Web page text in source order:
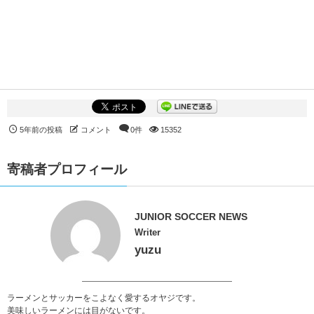
5年前の投稿 コメント 0件 15352
寄稿者プロフィール
JUNIOR SOCCER NEWS
Writer
yuzu
ラーメンとサッカーをこよなく愛するオヤジです。
美味しいラーメンには目がないです。